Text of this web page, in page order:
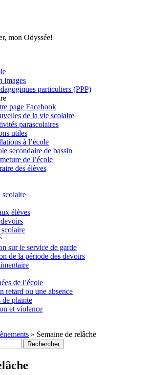
mon Odyssée!
images
particuliers (PPP)
page Facebook
de la vie scolaire
parascolaires
utiles
à l’école
secondaire de bassin
de l’école
des élèves
scolaire
élèves
sur le service de garde
de la période des devoirs
de l’école
retard ou une absence
de plainte
et violence
» Semaine de relâche